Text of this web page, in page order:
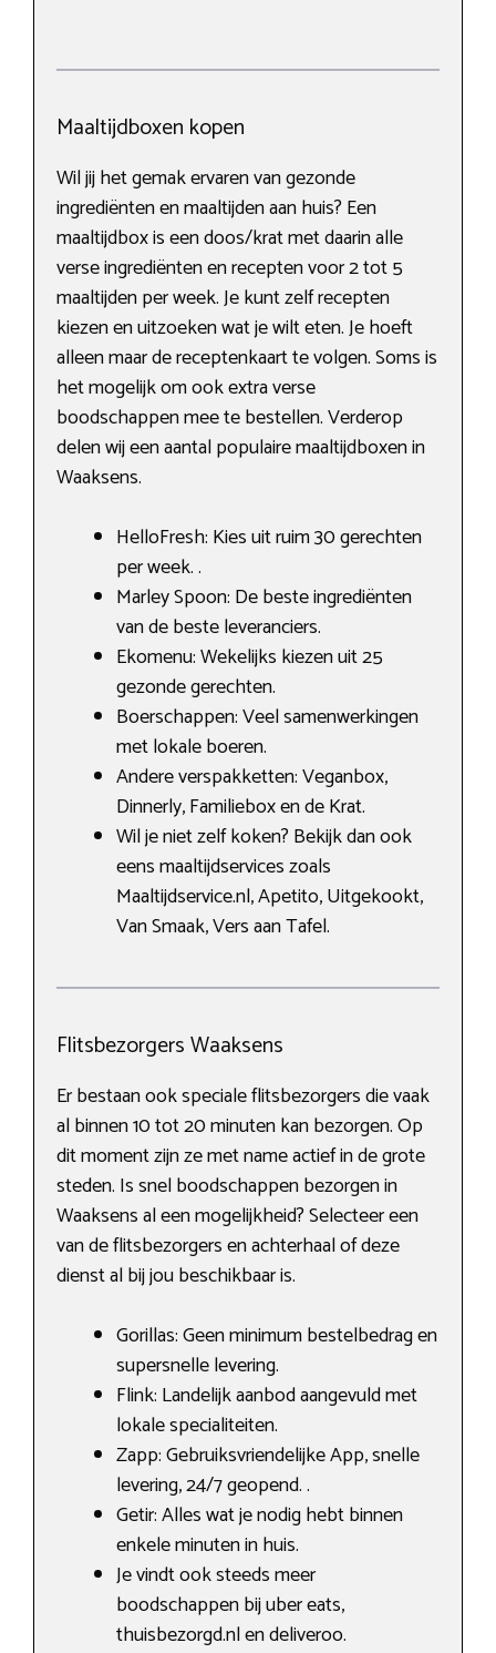
Maaltijdboxen kopen
Wil jij het gemak ervaren van gezonde
ingrediënten en maaltijden aan huis? Een
maaltijdbox is een doos/krat met daarin alle
verse ingrediënten en recepten voor 2 tot 5
maaltijden per week. Je kunt zelf recepten
kiezen en uitzoeken wat je wilt eten. Je hoeft
alleen maar de receptenkaart te volgen. Soms is
het mogelijk om ook extra verse
boodschappen mee te bestellen. Verderop
delen wij een aantal populaire maaltijdboxen in
Waaksens.
HelloFresh: Kies uit ruim 30 gerechten
per week. .
Marley Spoon: De beste ingrediënten
van de beste leveranciers.
Ekomenu: Wekelijks kiezen uit 25
gezonde gerechten.
Boerschappen: Veel samenwerkingen
met lokale boeren.
Andere verspakketten: Veganbox,
Dinnerly, Familiebox en de Krat.
Wil je niet zelf koken? Bekijk dan ook
eens maaltijdservices zoals
Maaltijdservice.nl, Apetito, Uitgekookt,
Van Smaak, Vers aan Tafel.
Flitsbezorgers Waaksens
Er bestaan ook speciale flitsbezorgers die vaak
al binnen 10 tot 20 minuten kan bezorgen. Op
dit moment zijn ze met name actief in de grote
steden. Is snel boodschappen bezorgen in
Waaksens al een mogelijkheid? Selecteer een
van de flitsbezorgers en achterhaal of deze
dienst al bij jou beschikbaar is.
Gorillas: Geen minimum bestelbedrag en
supersnelle levering.
Flink: Landelijk aanbod aangevuld met
lokale specialiteiten.
Zapp: Gebruiksvriendelijke App, snelle
levering, 24/7 geopend. .
Getir: Alles wat je nodig hebt binnen
enkele minuten in huis.
Je vindt ook steeds meer
boodschappen bij uber eats,
thuisbezorgd.nl en deliveroo.